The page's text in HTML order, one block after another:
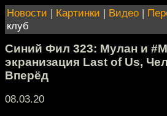
Новости | Картинки | Видео |
клуб
Синий Фил 323: Мулан и
экранизация Last of Us,
Вперёд
08.03.20